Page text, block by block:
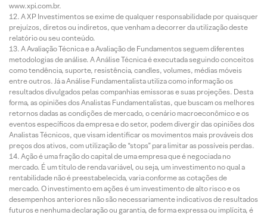
www.xpi.com.br.
A XP Investimentos se exime de qualquer responsabilidade por quaisquer
prejuízos, diretos ou indiretos, que venham a decorrer da utilização deste
relatório ou seu conteúdo.
A Avaliação Técnica e a Avaliação de Fundamentos seguem diferentes
metodologias de análise. A Análise Técnica é executada seguindo conceitos
como tendência, suporte, resistência, candles, volumes, médias móveis
entre outros. Já a Análise Fundamentalista utiliza como informação os
resultados divulgados pelas companhias emissoras e suas projeções. Desta
forma, as opiniões dos Analistas Fundamentalistas, que buscam os melhores
retornos dadas as condições de mercado, o cenário macroeconômico e os
eventos específicos da empresa e do setor, podem divergir das opiniões dos
Analistas Técnicos, que visam identificar os movimentos mais prováveis dos
preços dos ativos, com utilização de “stops” para limitar as possíveis perdas.
Ação é uma fração do capital de uma empresa que é negociada no
mercado. É um título de renda variável, ou seja, um investimento no qual a
rentabilidade não é preestabelecida, varia conforme as cotações de
mercado. O investimento em ações é um investimento de alto risco e os
desempenhos anteriores não são necessariamente indicativos de resultados
futuros e nenhuma declaração ou garantia, de forma expressa ou implícita, é